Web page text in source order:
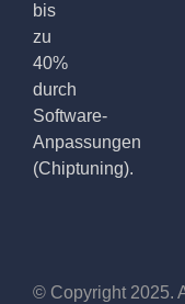
bis
zu
40%
durch
Software-
Anpassungen
(Chiptuning).
© Copyright 2025.